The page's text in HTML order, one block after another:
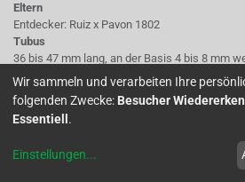
Eltern
Entdecker: Ruiz x Pavon 1802
Tubus
36 bis 47 mm lang, an der Basis 4 bis 8 mm
glänzend, fest mit dicken Wänden, innen dicht
dem Blütenboden eingeengt, wachsartig rosa
Sepalen
17 bis 26 mm lang, 4 bis 7 mm breit,
bis hellrot mit grünen oder weißen Spitzen
Staubgefäße
Wir sammeln und verarbeiten Ihre
folgenden Zwecke: Besucher
Essentiell .
Einstellungen...